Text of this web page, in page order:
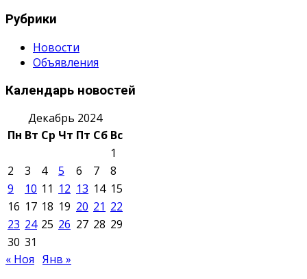
Рубрики
Новости
Объявления
Календарь новостей
Декабрь 2024
Пн Вт Ср Чт Пт Сб Вс
1
2
3 4 5 6 7
8
9
10 11 12 13 14 15
16 17 18 19 20 21 22
23 24 25 26 27 28 29
30 31
« Ноя Янв »